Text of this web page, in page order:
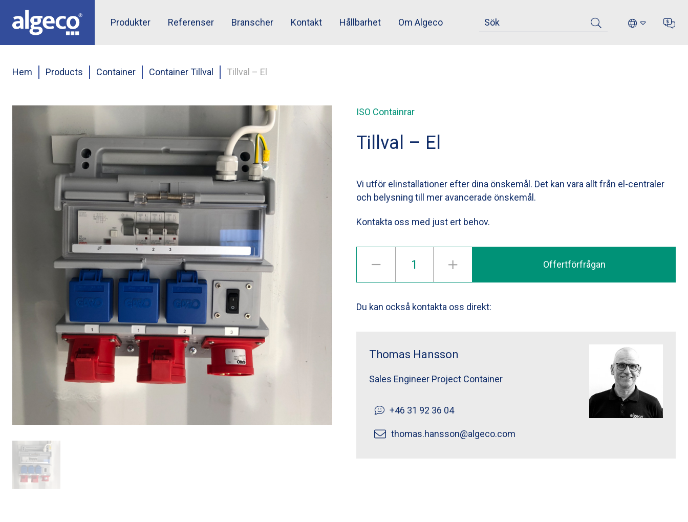
huvudinnehåll
TopProdukter Referenser Branscher Kontakt Hållbarhet Om Algeco
Länkstig
Hem Products Container Container Tillval Tillval – El
ISO Containrar
Tillval – El
Vi utför elinstallationer efter dina önskemål. Det kan vara allt från el-centraler
och belysning till mer avancerade önskemål.
Kontakta oss med just ert behov.
Offertförfrågan
Du kan också kontakta oss direkt:
Thomas Hansson
Sales Engineer Project Container
+46 31 92 36 04
thomas.hansson@algeco.com